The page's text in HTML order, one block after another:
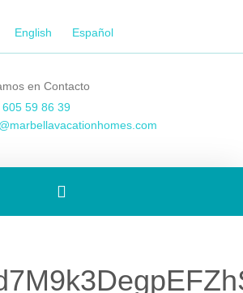
English Español
en Contacto
605 59 86 39
[Spanish]
navigation